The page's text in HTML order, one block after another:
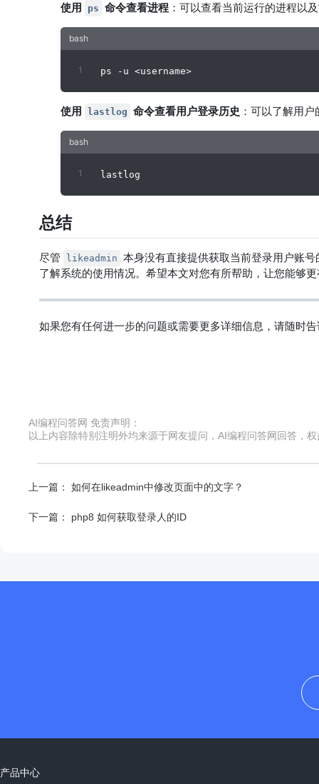
使用
ps 命令查看进程 ：可以查看当前运行的进程以
使用 lastlog 命令查看用户登录历史 ：可以了解用
总结
尽管 likeadmin 本身没有直接提供获取当前登录用户账
了解系统的使用情况。希望本文对您有所帮助，让您能够
如果您有任何进一步的问题或需要更多详细信息，请随时
AI编程问答网 免责声明：
以上内容除特别注明外均来源于网友提问，AI编程问答网回答，
上一篇： 如何在likeadmin中修改页面中的文字？
下一篇： php8 如何获取登录人的ID
产品中心